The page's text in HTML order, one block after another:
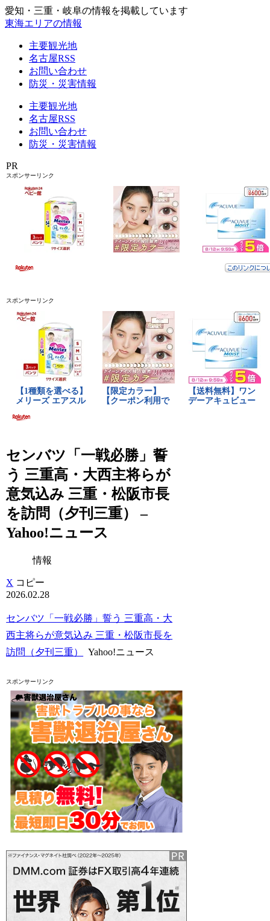
愛知・三重・岐阜の情報を掲載しています
東海エリアの情報
主要観光地
名古屋RSS
お問い合わせ
防災・災害情報
主要観光地
名古屋RSS
お問い合わせ
防災・災害情報
PR
スポンサーリンク
スポンサーリンク
センバツ「一戦必勝」誓
う 三重高・大西主将らが
意気込み 三重・松阪市長
を訪問（夕刊三重） –
Yahoo!ニュース
情報
X コピー
2026.02.28
センバツ「一戦必勝」誓う 三重高・大
西主将らが意気込み 三重・松阪市長を
訪問（夕刊三重）
Yahoo!ニュース
スポンサーリンク